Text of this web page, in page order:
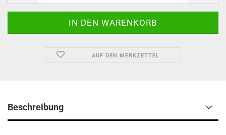
AUF DEN MERKZETTEL
Beschreibung